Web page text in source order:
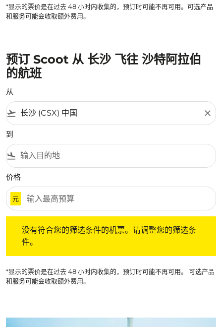
*显示的票价是在过去 48 小时内收集的，预订时可能不再可用。可选产品
和服务可能会收取额外费用。
预订 Scoot 从 长沙 飞往 沙特阿拉伯
的航班
从
flight_takeoff close
到
flight_land
价格
元
没有符合您的筛选条件的机票。请调整您的筛选条
件。
*显示的票价是在过去 48 小时内收集的，预订时可能不再可用。 可选产品
和服务可能会收取额外费用。